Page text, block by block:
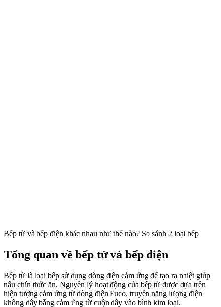
Bếp từ và bếp điện khác nhau như thế nào? So sánh 2 loại bếp
Tổng quan về bếp từ và bếp điện
Bếp từ là loại bếp sử dụng dòng điện cảm ứng để tạo ra nhiệt giúp
nấu chín thức ăn. Nguyên lý hoạt động của bếp từ được dựa trên
hiện tượng cảm ứng từ dòng điện Fuco, truyền năng lượng điện
không dây bằng cảm ứng từ cuộn dây vào bình kim loại.